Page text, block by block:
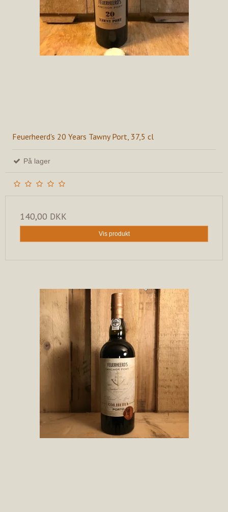
Feuerheerd's 20 Years Tawny Port, 37,5 cl
På lager
140,00 DKK
Vis produkt